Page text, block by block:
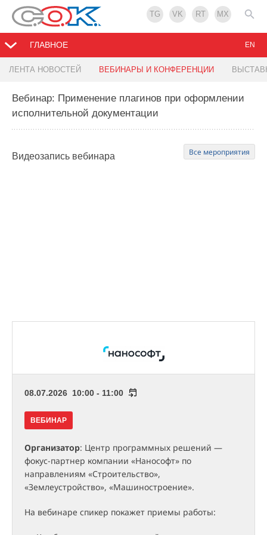
TG VK RT MX
ГЛАВНОЕ
ЛЕНТА НОВОСТЕЙ ВЕБИНАРЫ И КОНФЕРЕНЦИИ
EN
Вебинар: Применение плагинов при оформлении
исполнительной документации
Все мероприятия
Видеозапись вебинара
08.07.2026 10:00 - 11:00
ВЕБИНАР
Организатор: Центр программных решений —
фокус-партнер компании «Нанософт» по
направлениям «Строительство»,
«Землеустройство», «Машиностроение».
На вебинаре спикер покажет приемы работы: